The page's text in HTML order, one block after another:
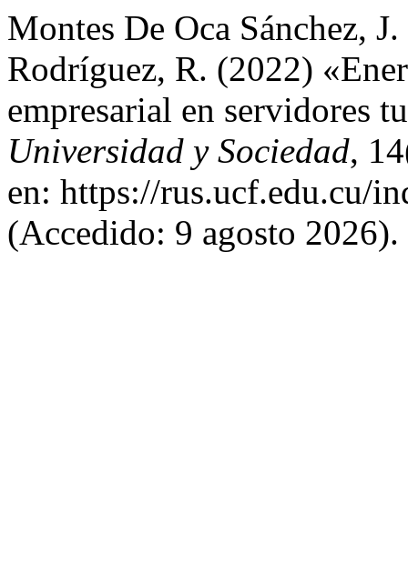
Montes De Oca Sánchez,
Rodríguez, R. (2022)
empresarial en servidores
Universidad y Sociedad,
en: https://rus.ucf.edu.cu/
(Accedido: 9 agosto 2026).